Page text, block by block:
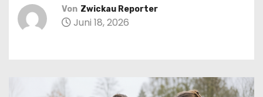
Von Zwickau Reporter
Juni 18, 2026